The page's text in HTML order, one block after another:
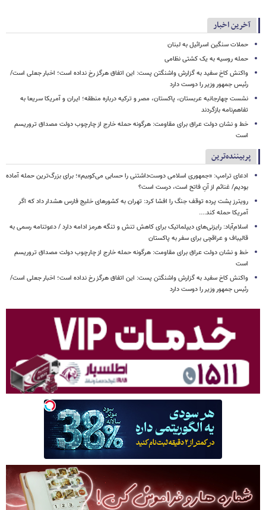
آخرین اخبار
حملات سنگین اسرائیل به لبنان
حمله روسیه به یک کشتی نظامی
واکنش کاخ سفید به گزارش واشنگتن پست: این اتفاق هرگز رخ نداده است؛ اخبار جعلی است/
رئیس جمهور وزیر را دوست دارد
نشست چهارجانبه عربستان، پاکستان، مصر و ترکیه درباره منطقه؛ ایران و آمریکا سریعا به
تفاهم‌نامه بازگردند
خط و نشان دولت عراق برای مقاومت: هرگونه حمله خارج از چارچوب دولت مصداق تروریسم
است
پربیننده‌ترین
ادعای ترامپ: «جمهوری اسلامی دوست‌داشتنی را حسابی می‌کوبیم»؛ برای بزرگ‌ترین حمله آماده
بودیم/ غنائم از آنِ فاتح است، درست است؟
رویترز پشت پرده توقف جنگ را افشا کرد: تهران به کشورهای خلیج فارس هشدار داد که اگر
آمریکا حمله کند....
اسلام‌آباد: رایزنی‌های دیپلماتیک برای کاهش تنش و تنگه هرمز ادامه دارد / دعوتنامه رسمی به
قالیباف و عراقچی برای سفر به پاکستان
خط و نشان دولت عراق برای مقاومت: هرگونه حمله خارج از چارچوب دولت مصداق تروریسم
است
واکنش کاخ سفید به گزارش واشنگتن پست: این اتفاق هرگز رخ نداده است؛ اخبار جعلی است/
رئیس جمهور وزیر را دوست دارد